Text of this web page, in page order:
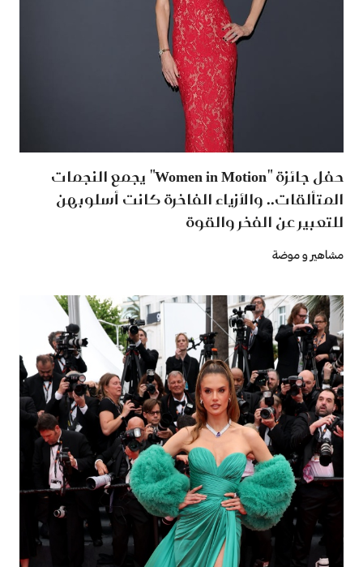
حفل جائزة "Women in Motion" يجمع النجمات
المتألقات.. والأزياء الفاخرة كانت أسلوبهن
للتعبير عن الفخر والقوة
مشاهير و موضة